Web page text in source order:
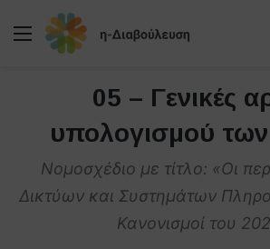
Μενού
05 – Γενικές
υπολογισμού
Νομοσχέδιο με τίτλο: «Οι
Δικτύων και Συστημάτων
Κανονισμοί του